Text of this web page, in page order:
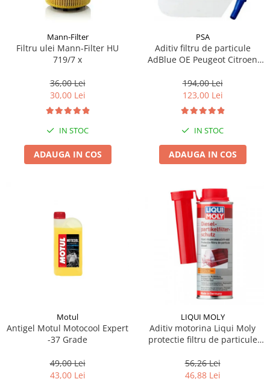
Mann-Filter
Filtru ulei Mann-Filter HU
719/7 x
36,00 Lei
30,00 Lei
IN STOC
ADAUGA IN COS
PSA
Aditiv filtru de particule
AdBlue OE Peugeot Citroen
194,00 Lei
123,00 Lei
IN STOC
ADAUGA IN COS
Motul
Antigel Motul Motocool Expert
-37 Grade
49,00 Lei
43,00 Lei
LIQUI MOLY
Aditiv motorina Liqui Moly
protectie filtru de particule
56,26 Lei
46,88 Lei